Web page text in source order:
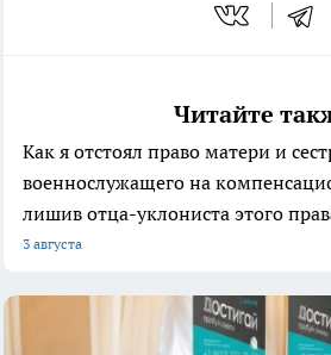
Читайте
Как я отстоял право матери и
военнослужащего на
лишив отца-уклониста этого
3 августа